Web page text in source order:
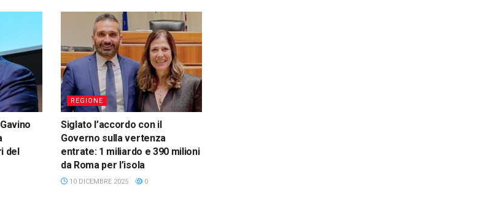
del
REGIONE
Siglato l’accordo con il
Governo sulla vertenza
entrate: 1 miliardo e 390 milioni
da Roma per l’isola
10 DICEMBRE 2025 0